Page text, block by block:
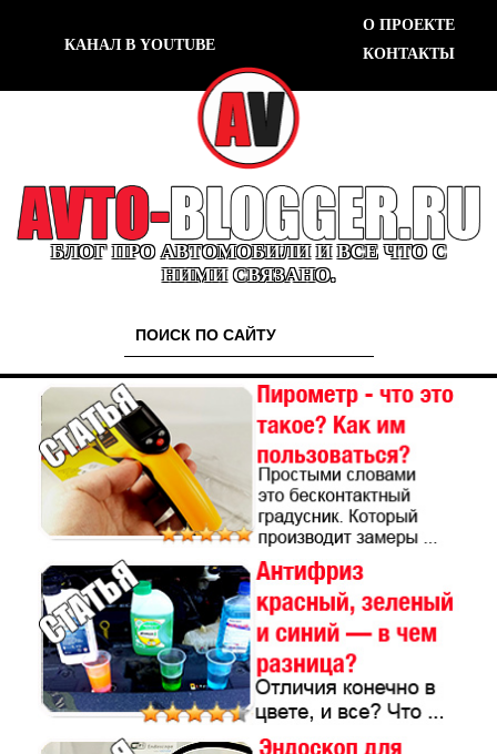
КАНАЛ В YOUTUBE
О ПРОЕКТЕ
КОНТАКТЫ
БЛОГ ПРО АВТОМОБИЛИ И ВСЕ ЧТО С
НИМИ СВЯЗАНО.